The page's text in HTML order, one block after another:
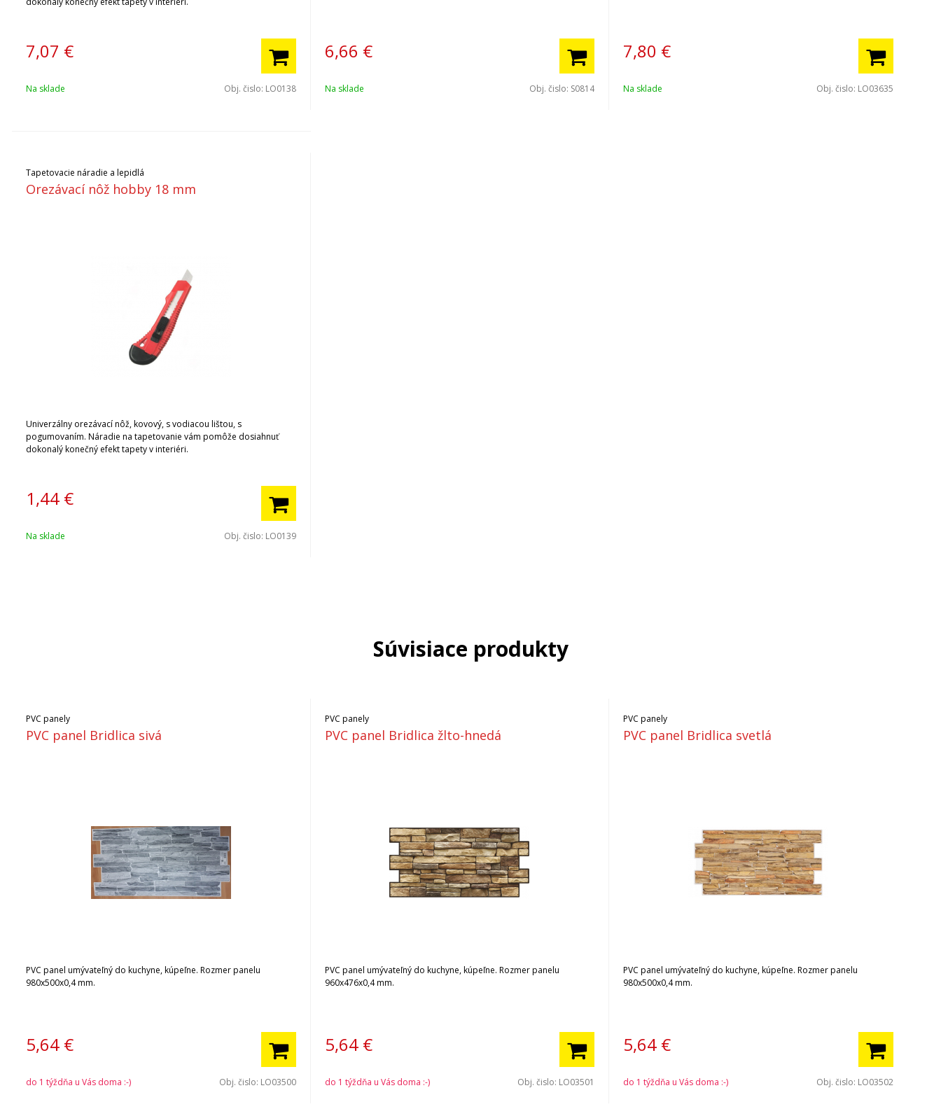
7,07 €
Na sklade Obj. čislo: LO0138
6,66 €
Na sklade Obj. čislo: S0814
7,80 €
Na sklade Obj. čislo: LO03635
Tapetovacie náradie a lepidlá
Orezávací nôž hobby 18 mm
Univerzálny orezávací nôž, kovový, s vodiacou lištou, s
pogumovaním. Náradie na tapetovanie vám pomôže dosiahnuť
dokonalý konečný efekt tapety v interiéri.
1,44 €
Na sklade Obj. čislo: LO0139
Súvisiace produkty
PVC panely
PVC panel Bridlica sivá
PVC panel umývateľný do kuchyne, kúpeľne. Rozmer panelu
980x500x0,4 mm.
5,64 €
do 1 týždňa u Vás doma :-) Obj. čislo: LO03500
PVC panely
PVC panel Bridlica žlto-hnedá
PVC panel umývateľný do kuchyne, kúpeľne. Rozmer panelu
960x476x0,4 mm.
5,64 €
do 1 týždňa u Vás doma :-) Obj. čislo: LO03501
PVC panely
PVC panel Bridlica svetlá
PVC panel umývateľný do kuchyne, kúpeľne. Rozmer panelu
980x500x0,4 mm.
5,64 €
do 1 týždňa u Vás doma :-) Obj. čislo: LO03502